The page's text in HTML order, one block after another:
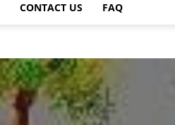
CONTACT US FAQ